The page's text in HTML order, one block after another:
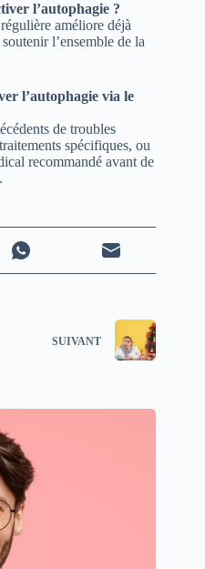
l’autophagie ?
améliore déjà
l’ensemble de la
l’autophagie via le
de troubles
spécifiques, ou
recommandé avant de
SUIVANT